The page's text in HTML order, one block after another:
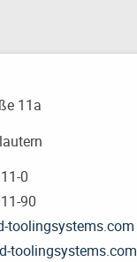
11a
0
90
toolingsystems.com
toolingsystems.com